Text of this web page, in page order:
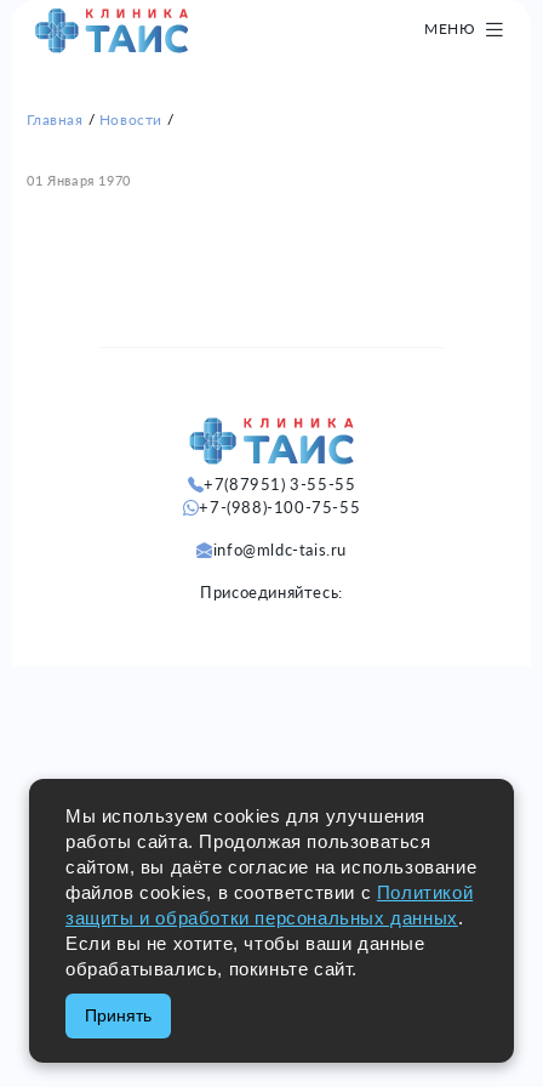
МЕНЮ
Главная Новости
01 Января 1970
+7(87951) 3-55-55
+7-(988)-100-75-55
info@mldc-tais.ru
Присоединяйтесь:
Мы используем cookies для улучшения
работы сайта. Продолжая пользоваться
сайтом, вы даёте согласие на использование
файлов cookies, в соответствии с Политикой
защиты и обработки персональных данных.
Если вы не хотите, чтобы ваши данные
обрабатывались, покиньте сайт.
Принять